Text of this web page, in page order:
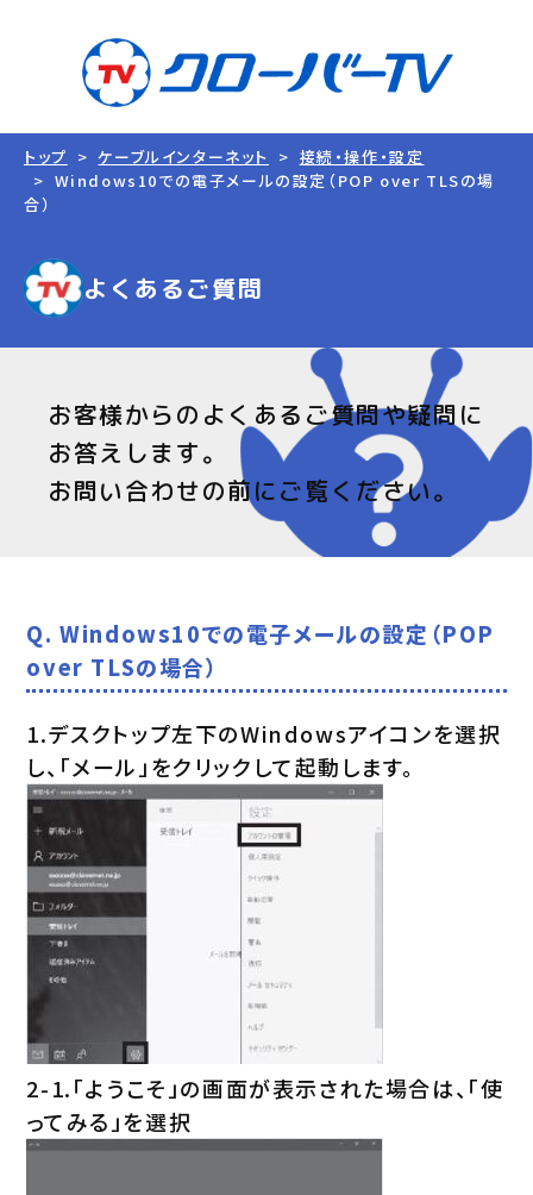
トップ ケーブルインターネット
接続・操作・設定
Windows10での電子メールの設定（POP over TLSの場
合）
よくあるご質問
お客様からのよくあるご質問や疑問に
お答えします。
お問い合わせの前にご覧ください。
Q. Windows10での電子メールの設定（POP
over TLSの場合）
1.デスクトップ左下のWindowsアイコンを選択
し、「メール」をクリックして起動します。
2-1.「ようこそ」の画面が表示された場合は、「使
ってみる」を選択